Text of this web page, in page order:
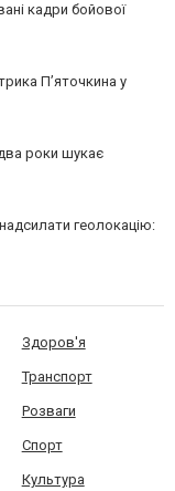
кадри бойової
П’яточкина у
роки шукає
геолокацію:
Здоров'я
Транспорт
Розваги
Спорт
Культура